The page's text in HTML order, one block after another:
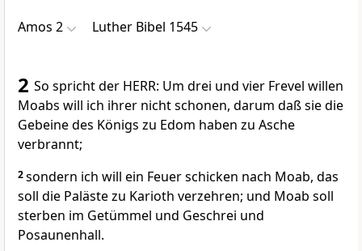
Amos 2 Luther Bibel 1545
2 So spricht der HERR: Um drei und vier Frevel willen
Moabs will ich ihrer nicht schonen, darum daß sie die
Gebeine des Königs zu Edom haben zu Asche
verbrannt;
2sondern ich will ein Feuer schicken nach Moab, das
soll die Paläste zu Karioth verzehren; und Moab soll
sterben im Getümmel und Geschrei und
Posaunenhall.